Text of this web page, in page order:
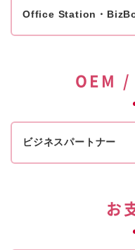
Office Station・
OEM /
ビジネスパートナー
お